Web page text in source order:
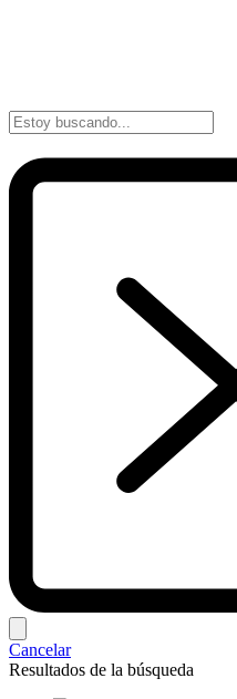
Cancelar
Resultados de la búsqueda